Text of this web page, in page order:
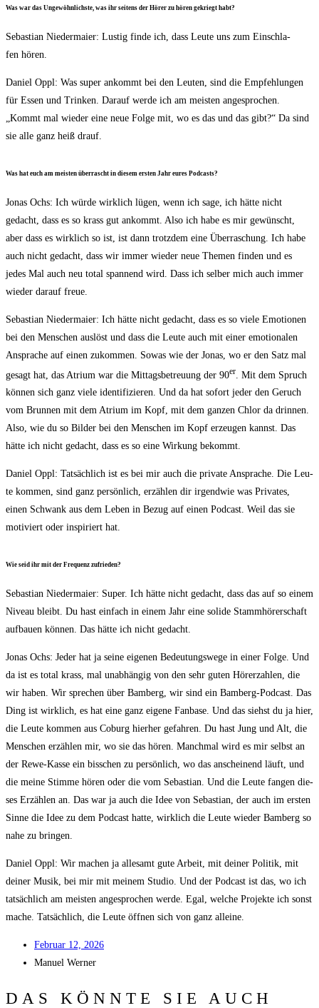
Was war das Unge­wöhn­lichs­te, was ihr sei­tens der Hörer zu hören gekriegt habt?
Sebas­ti­an Nie­der­mai­er: Lus­tig fin­de ich, dass Leu­te uns zum Ein­schla­
fen hören.
Dani­el Oppl: Was super ankommt bei den Leu­ten, sind die Emp­feh­lun­gen
für Essen und Trin­ken. Dar­auf wer­de ich am meis­ten ange­spro­chen.
„Kommt mal wie­der eine neue Fol­ge mit, wo es das und das gibt?“ Da sind
sie alle ganz heiß drauf.
Was hat euch am meis­ten über­rascht in die­sem ers­ten Jahr eures Podcasts?
Jonas Ochs: Ich wür­de wirk­lich lügen, wenn ich sage, ich hät­te nicht
gedacht, dass es so krass gut ankommt. Also ich habe es mir gewünscht,
aber dass es wirk­lich so ist, ist dann trotz­dem eine Über­ra­schung. Ich habe
auch nicht gedacht, dass wir immer wie­der neue The­men fin­den und es
jedes Mal auch neu total span­nend wird. Dass ich sel­ber mich auch immer
wie­der dar­auf freue.
Sebas­ti­an Nie­der­mai­er: Ich hät­te nicht gedacht, dass es so vie­le Emo­tio­nen
bei den Men­schen aus­löst und dass die Leu­te auch mit einer emo­tio­na­len
Anspra­che auf einen zukom­men. Sowas wie der Jonas, wo er den Satz mal
gesagt hat, das Atri­um war die Mit­tags­be­treu­ung der 90er . Mit dem Spruch
kön­nen sich ganz vie­le iden­ti­fi­zie­ren. Und da hat sofort jeder den Geruch
vom Brun­nen mit dem Atri­um im Kopf, mit dem gan­zen Chlor da drin­nen.
Also, wie du so Bil­der bei den Men­schen im Kopf erzeu­gen kannst. Das
hät­te ich nicht gedacht, dass es so eine Wir­kung bekommt.
Dani­el Oppl: Tat­säch­lich ist es bei mir auch die pri­va­te Anspra­che. Die Leu­
te kom­men, sind ganz per­sön­lich, erzäh­len dir irgend­wie was Pri­va­tes,
einen Schwank aus dem Leben in Bezug auf einen Pod­cast. Weil das sie
moti­viert oder inspi­riert hat.
Wie seid ihr mit der Fre­quenz zufrieden?
Sebas­ti­an Nie­der­mai­er: Super. Ich hät­te nicht gedacht, dass das auf so einem
Niveau bleibt. Du hast ein­fach in einem Jahr eine soli­de Stamm­hö­rer­schaft
auf­bau­en kön­nen. Das hät­te ich nicht gedacht.
Jonas Ochs: Jeder hat ja sei­ne eige­nen Bedeu­tungs­we­ge in einer Fol­ge. Und
da ist es total krass, mal unab­hän­gig von den sehr guten Hörer­zah­len, die
wir haben. Wir spre­chen über Bam­berg, wir sind ein Bam­berg-Pod­cast. Das
Ding ist wirk­lich, es hat eine ganz eige­ne Fan­ba­se. Und das siehst du ja hier,
die Leu­te kom­men aus Coburg hier­her gefah­ren. Du hast Jung und Alt, die
Men­schen erzäh­len mir, wo sie das hören. Manch­mal wird es mir selbst an
der Rewe-Kas­se ein biss­chen zu per­sön­lich, wo das anschei­nend läuft, und
die mei­ne Stim­me hören oder die vom Sebas­ti­an. Und die Leu­te fan­gen die­
ses Erzäh­len an. Das war ja auch die Idee von Sebas­ti­an, der auch im ers­ten
Sin­ne die Idee zu dem Pod­cast hat­te, wirk­lich die Leu­te wie­der Bam­berg so
nahe zu bringen.
Dani­el Oppl: Wir machen ja alle­samt gute Arbeit, mit dei­ner Poli­tik, mit
dei­ner Musik, bei mir mit mei­nem Stu­dio. Und der Pod­cast ist das, wo ich
tat­säch­lich am meis­ten ange­spro­chen wer­de. Egal, wel­che Pro­jek­te ich sonst
mache. Tat­säch­lich, die Leu­te öff­nen sich von ganz alleine.
Febru­ar 12, 2026
Manu­el Werner
DAS KÖNNTE SIE AUCH